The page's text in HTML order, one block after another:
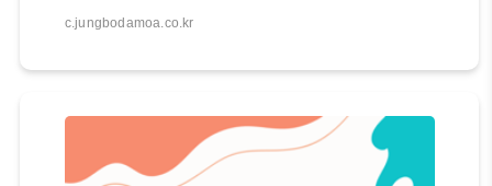
다. DB손해보험의 해외여행자보험이 여러분의 안전한 여
면 여행을 더욱 안심하고 즐길 수 있습니다. 그래서 DB손
해보험의 해외여행자보험은 필수품이 되고 있습니다. DB
손해보험 해외여행자보험, 어떤 혜택이 있나요?DB손해
보험 해외여행자보험은 여행객들의 다양한 니즈를 충족
c.jungbodamoa.co.kr